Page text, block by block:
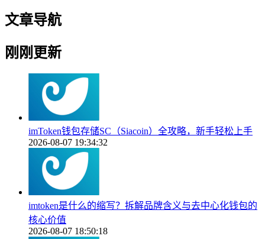
文章导航
刚刚更新
imToken钱包存储SC（Siacoin）全攻略，新手轻松上手
2026-08-07 19:34:32
imtoken是什么的缩写？拆解品牌含义与去中心化钱包的
核心价值
2026-08-07 18:50:18